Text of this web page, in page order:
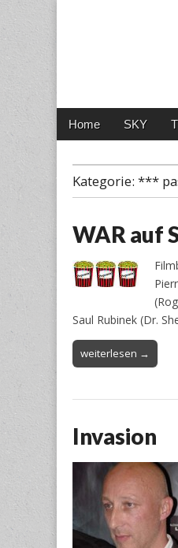
Main
Skip
Home SKY
Kategorie: ***
WAR auf
Saul Rubinek (Dr.
weiterlesen →
Invasion